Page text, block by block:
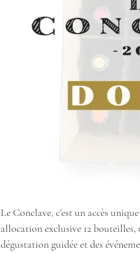
Le Conclave, c’est un accès
allocation exclusive 12
dégustation guidée et des